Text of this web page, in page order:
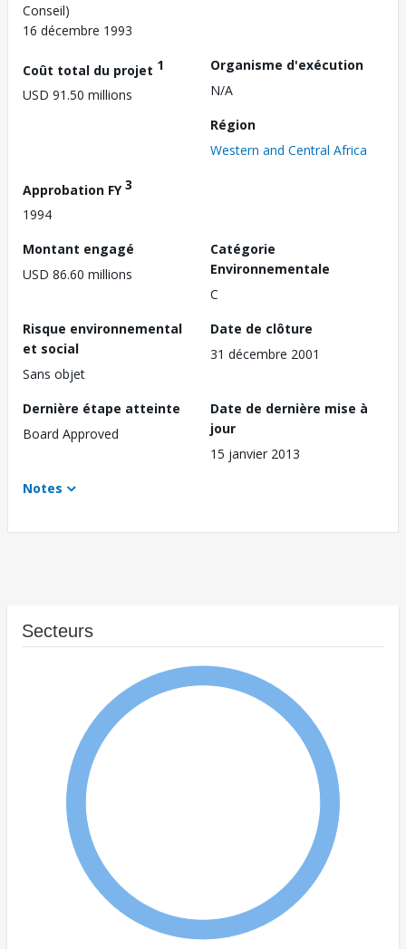
Conseil)
16 décembre 1993
Coût total du projet 1
USD 91.50 millions
Organisme d'exécution
N/A
Région
Western and Central Africa
Approbation FY3
1994
Montant engagé
USD 86.60 millions
Catégorie
Environnementale
C
Risque environnemental
et social
Sans objet
Date de clôture
31 décembre 2001
Dernière étape atteinte
Board Approved
Date de dernière mise à
jour
15 janvier 2013
Notes
Secteurs